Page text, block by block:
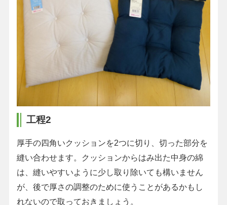
工程2
厚手の四角いクッションを2つに切り、切った部分を
縫い合わせます。クッションからはみ出た中身の綿
は、縫いやすいように少し取り除いても構いません
が、後で厚さの調整のために使うことがあるかもし
れないので取っておきましょう。